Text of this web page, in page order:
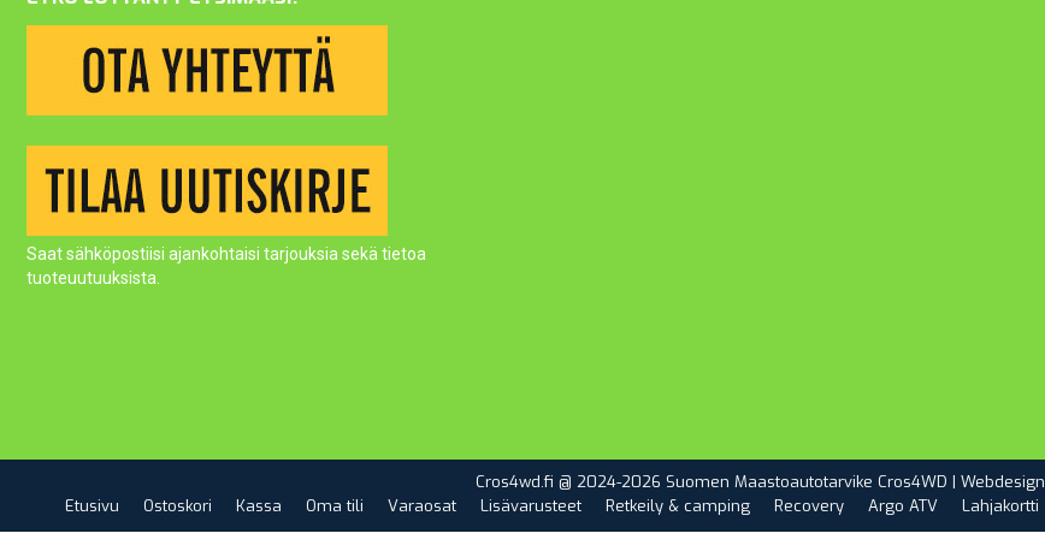
Saat sähköpostiisi ajankohtaisi tarjouksia sekä tietoa
tuoteuutuuksista.
Cros4wd.fi @ 2024-2026 Suomen Maastoautotarvike Cros4WD | Webdesign
Etusivu
Ostoskori Kassa Oma tili Varaosat Lisävarusteet Retkeily & camping Recovery Argo ATV Lahjakortti